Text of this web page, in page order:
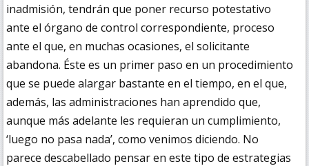
inadmisión, tendrán que poner recurso potestativo
ante el órgano de control correspondiente, proceso
ante el que, en muchas ocasiones, el solicitante
abandona. Éste es un primer paso en un procedimiento
que se puede alargar bastante en el tiempo, en el que,
además, las administraciones han aprendido que,
aunque más adelante les requieran un cumplimiento,
‘luego no pasa nada’, como venimos diciendo. No
parece descabellado pensar en este tipo de estrategias